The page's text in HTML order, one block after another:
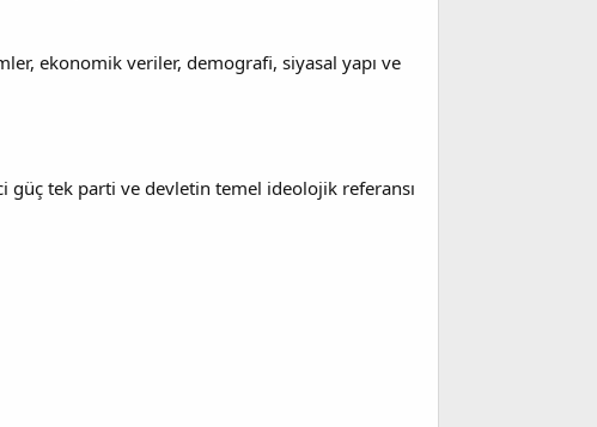
ekonomik veriler, demografi, siyasal yapı ve
güç tek parti ve devletin temel ideolojik referansı